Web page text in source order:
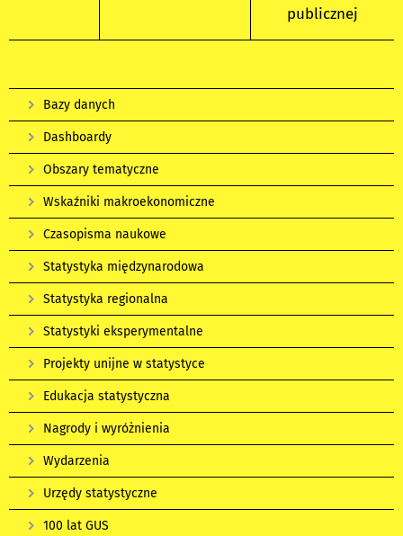
publicznej
Bazy danych
Dashboardy
Obszary tematyczne
Wskaźniki makroekonomiczne
Czasopisma naukowe
Statystyka międzynarodowa
Statystyka regionalna
Statystyki eksperymentalne
Projekty unijne w statystyce
Edukacja statystyczna
Nagrody i wyróżnienia
Wydarzenia
Urzędy statystyczne
100 lat GUS